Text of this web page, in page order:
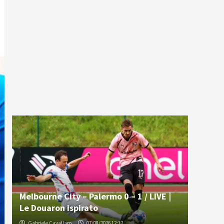
Melbourne City – Palermo 0 – 1 / LIVE |
Le Douaron ispirato